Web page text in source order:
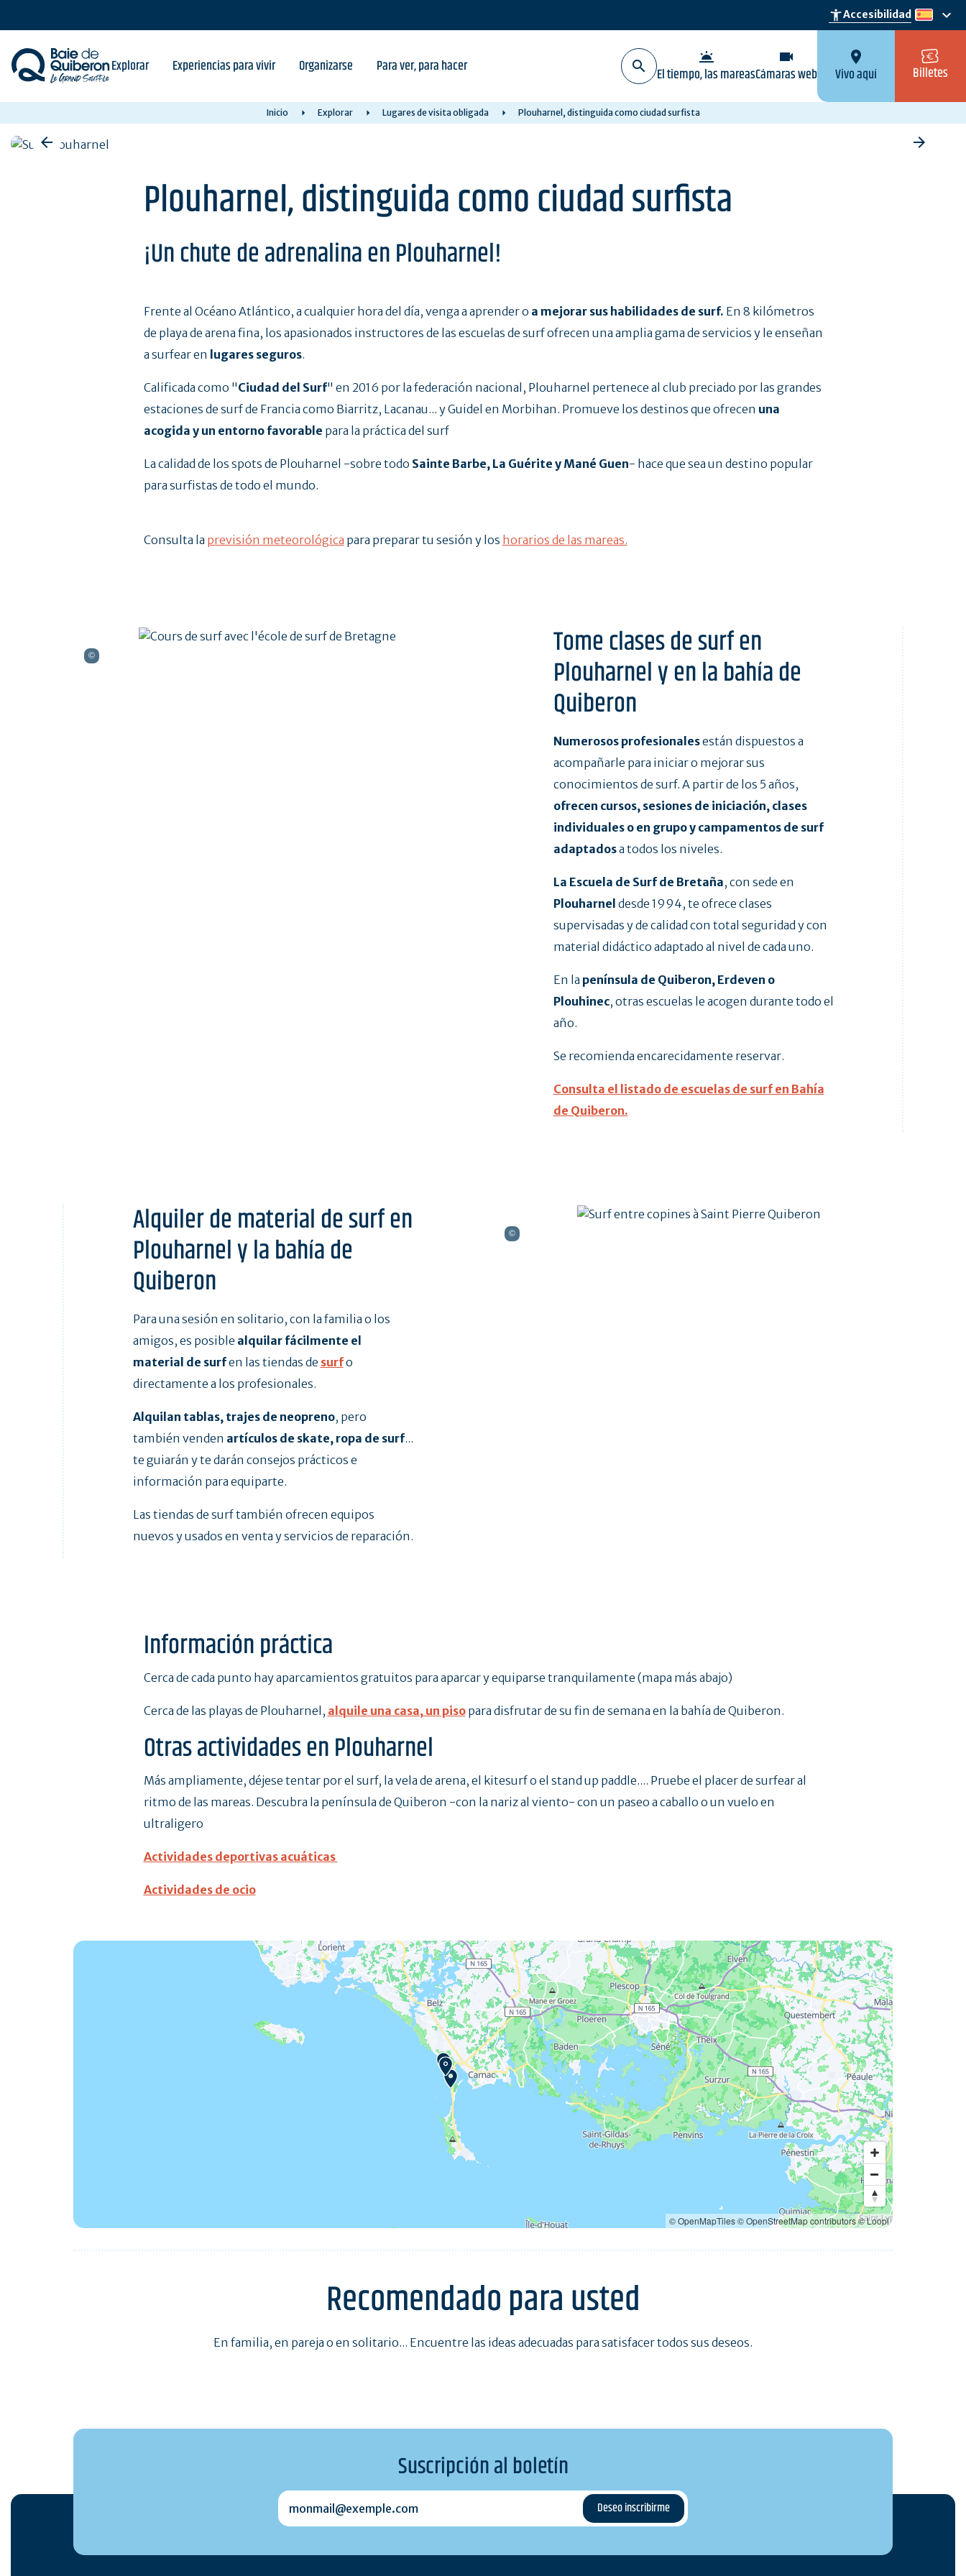
content
accessibility_newAccesibilidad es
keyboard_arrow_down
Explorar Experiencias para vivir Organizarse Para ver, para hacer wb_twilight
El tiempo, las mareas
videocam
Cámaras web
location_on
Vivo aquí Billetes
Inicio Explorar Lugares de visita obligada Plouharnel, distinguida como ciudad surfista
Plouharnel, distinguida como ciudad surfista
¡Un chute de adrenalina en Plouharnel!
Frente al Océano Atlántico, a cualquier hora del día, venga a aprender o a mejorar sus habilidades de surf. En 8 kilómetros
de playa de arena fina, los apasionados instructores de las escuelas de surf ofrecen una amplia gama de servicios y le enseñan
a surfear en lugares seguros.
Calificada como "Ciudad del Surf" en 2016 por la federación nacional, Plouharnel pertenece al club preciado por las grandes
estaciones de surf de Francia como Biarritz, Lacanau... y Guidel en Morbihan. Promueve los destinos que ofrecen una
acogida y un entorno favorable para la práctica del surf
La calidad de los spots de Plouharnel -sobre todo Sainte Barbe, La Guérite y Mané Guen- hace que sea un destino popular
para surfistas de todo el mundo.
Consulta la previsión meteorológica para preparar tu sesión y los horarios de las mareas.
Tome clases de surf en
Plouharnel y en la bahía de
Quiberon
Numerosos profesionalesestán dispuestos a
acompañarle para iniciar o mejorar sus
conocimientos de surf. A partir de los 5 años,
ofrecen cursos, sesiones de iniciación, clases
individuales o en grupo y campamentos de surf
adaptadosa todos los niveles.
La Escuela de Surf de Bretaña, con sede en
Plouharnel desde 1994, te ofrece clases
supervisadas y de calidad con total seguridad y con
material didáctico adaptado al nivel de cada uno.
En la península de Quiberon, Erdeven o
Plouhinec, otras escuelas le acogen durante todo el
año.
Se recomienda encarecidamente reservar.
Consulta el listado de escuelas de surf en Bahía
de Quiberon.
Alquiler de material de surf en
Plouharnel y la bahía de
Quiberon
Para una sesión en solitario, con la familia o los
amigos, es posible alquilar fácilmente el
material de surfen las tiendas de surfo
directamente a los profesionales.
Alquilan tablas, trajes de neopreno, pero
también venden artículos de skate, ropa de surf...
te guiarán y te darán consejos prácticos e
información para equiparte.
Las tiendas de surf también ofrecen equipos
nuevos y usados en venta y servicios de reparación.
Información práctica
Cerca de cada punto hay aparcamientos gratuitos para aparcar y equiparse tranquilamente (mapa más abajo)
Cerca de las playas de Plouharnel, alquile una casa, un pisopara disfrutar de su fin de semana en la bahía de Quiberon.
Otras actividades en Plouharnel
Más ampliamente, déjese tentar por el surf, la vela de arena, el kitesurf o el stand up paddle.... Pruebe el placer de surfear al
ritmo de las mareas. Descubra la península de Quiberon -con la nariz al viento- con un paseo a caballo o un vuelo en
ultraligero
Actividades deportivas acuáticas
Actividades de ocio
© OpenMapTiles© OpenStreetMap contributors© Loopi
Recomendado para usted
En familia, en pareja o en solitario... Encuentre las ideas adecuadas para satisfacer todos sus deseos.
Suscripción al boletín
monmail@exemple.com